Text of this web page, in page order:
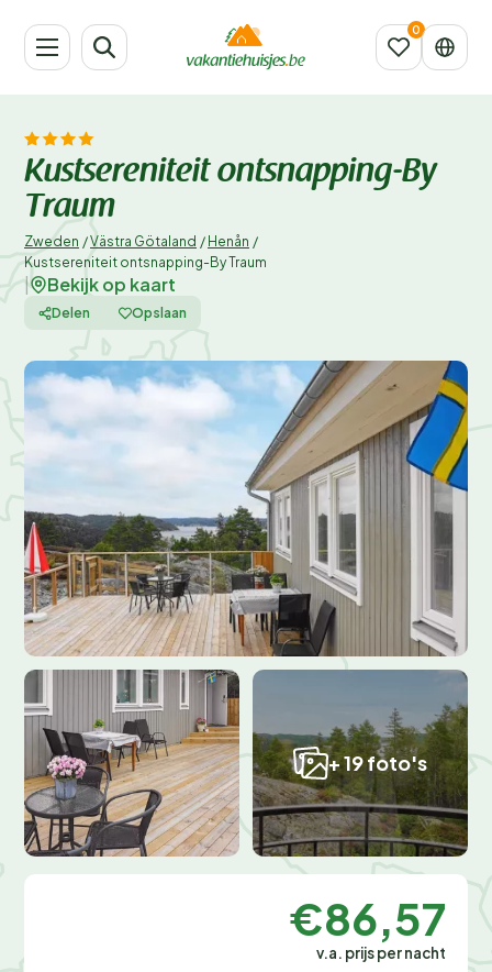
Kustsereniteit ontsnapping-By
Traum
Zweden /Västra Götaland / Henån /
Kustsereniteit ontsnapping-By Traum
Bekijk op kaart
Delen Opslaan
+ 19 foto's
€86,57
v.a. prijs per nacht